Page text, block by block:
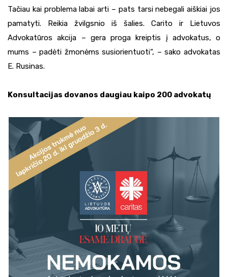
Tačiau kai problema labai arti – pats tarsi nebegali aiškiai jos
pamatyti. Reikia žvilgsnio iš šalies. Carito ir Lietuvos
Advokatūros akcija – gera proga kreiptis į advokatus, o
mums – padėti žmonėms susiorientuoti“, – sako advokatas
E. Rusinas.
Konsultacijas dovanos daugiau kaipo 200 advokatų